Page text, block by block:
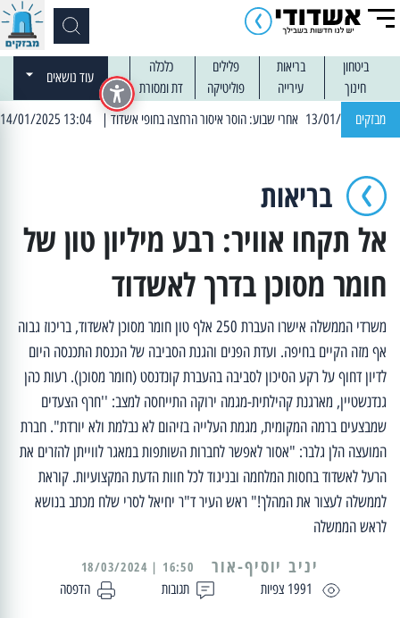
ביטחון בריאות פלילים
כלכלה
חינוך
עירייה פוליטיקה דת ומסורת
עוד נושאים
מבזקים | 13:04 14/01/2025 עובדים בלילות: עבודות קרצוף וריבוד אספלט
בריאות
אל תקחו אוויר: רבע מיליון טון של
חומר מסוכן בדרך לאשדוד
משרדי הממשלה אישרו העברת 250 אלף טון חומר מסוכן לאשדוד, בריכוז גבוה
אף מזה הקיים בחיפה. ועדת הפנים והגנת הסביבה של הכנסת התכנסה היום
לדיון דחוף על רקע הסיכון לסביבה בהעברת קונדנסט (חומר מסוכן). רעות כהן
גנדנשטיין, מארגנת קהילתית-מגמה ירוקה התייחסה למצב: ''חרף הצעדים
שמבצעים ברמה המקומית, מגמת העלייה בזיהום לא נבלמת ולא יורדת". חברת
המועצה הלן גלבר: "אסור לאפשר לחברות השותפות במאגר לווייתן להזרים את
הרעל לאשדוד בחסות המלחמה ובניגוד לכל חוות הדעת המקצועיות. קוראת
לממשלה לעצור את המהלך!" ראש העיר ד"ר יחיאל לסרי שלח מכתב בנושא
לראש הממשלה
1991 צפיות תגובות הדפסה
יניב יוסיף-אור 16:50 | 18/03/2024